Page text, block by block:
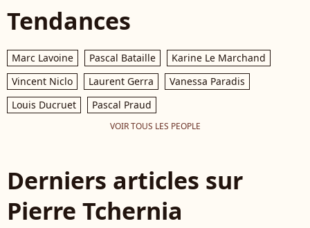
Tendances
Marc Lavoine Pascal Bataille
Karine Le Marchand
Vincent Niclo
Laurent Gerra
Vanessa Paradis
Louis Ducruet
Pascal Praud
VOIR TOUS LES PEOPLE
Derniers articles sur
Pierre Tchernia